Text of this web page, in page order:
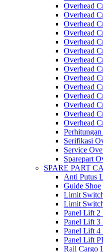
Overhead
Overhead
Overhead
Overhead
Overhead
Overhead
Overhead
Overhead
Overhead
Overhead
Overhead
Overhead
Overhead
Overhead
Serifikasi
Service
Sparepart
SPARE PART
Anti Putus
Guide Shoe
Limit
Limit
Panel Lift 2
Panel Lift 3
Panel Lift 4
Panel Lift
Rail Cargo